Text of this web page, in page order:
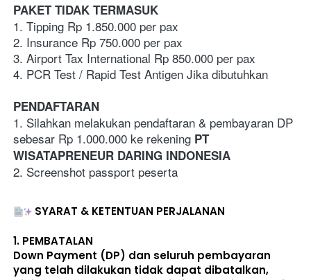
PAKET TIDAK TERMASUK
1. Tipping Rp 1.850.000 per pax
2. Insurance Rp 750.000 per pax
3. Airport Tax International Rp 850.000 per pax
4. PCR Test / Rapid Test Antigen Jika dibutuhkan
PENDAFTARAN
1. Silahkan melakukan pendaftaran & pembayaran DP
sebesar Rp 1.000.000 ke rekening PT
WISATAPRENEUR DARING INDONESIA
2. Screenshot passport peserta
SYARAT & KETENTUAN PERJALANAN
1. PEMBATALAN
Down Payment (DP) dan seluruh pembayaran
yang telah dilakukan tidak dapat dibatalkan,